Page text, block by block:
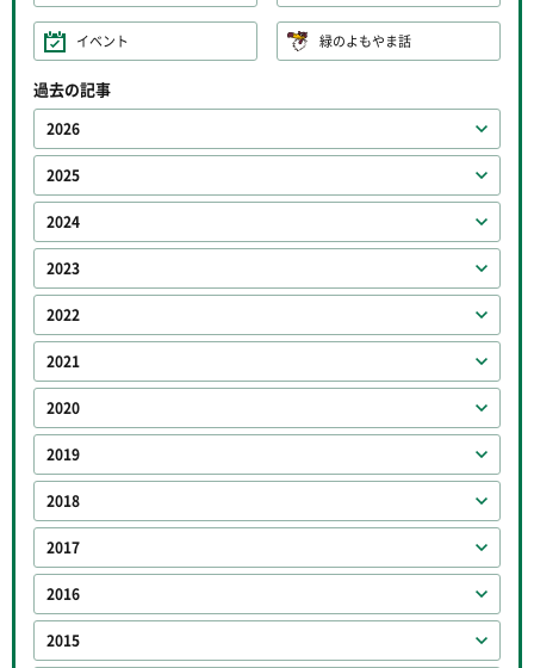
イベント 緑のよもやま話
過去の記事
2026
2025
2024
2023
2022
2021
2020
2019
2018
2017
2016
2015